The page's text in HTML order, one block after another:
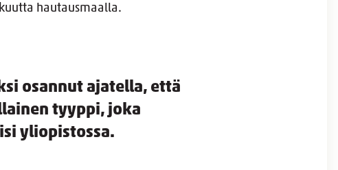
hautausmaalla.
osannut ajatella, että
tyyppi, joka
yliopistossa.